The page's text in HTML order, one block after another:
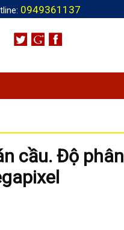
0949361137
cầu. Độ phân